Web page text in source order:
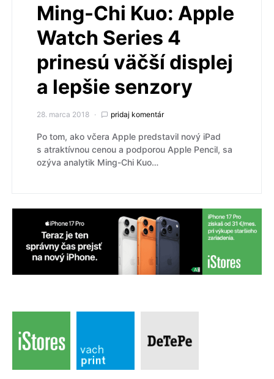
Ming-Chi Kuo: Apple
Watch Series 4
prinesú väčší displej
a lepšie senzory
28. marca 2018 pridaj komentár
Po tom, ako včera Apple predstavil nový iPad
s atraktívnou cenou a podporou Apple Pencil, sa
ozýva analytik Ming-Chi Kuo…